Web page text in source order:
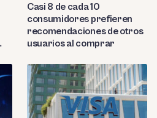
Casi 8 de cada 10
consumidores prefieren
recomendaciones de otros
usuarios al comprar